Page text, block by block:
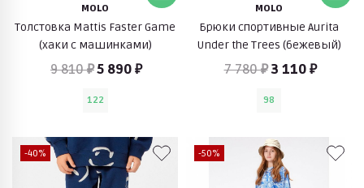
MOLO
Толстовка Mattis Faster Game
(хаки с машинками)
9 810 ₽5 890 ₽
122
MOLO
Брюки спортивные Aurita
Under the Trees (бежевый)
7 780 ₽3 110 ₽
98
-40% -50%